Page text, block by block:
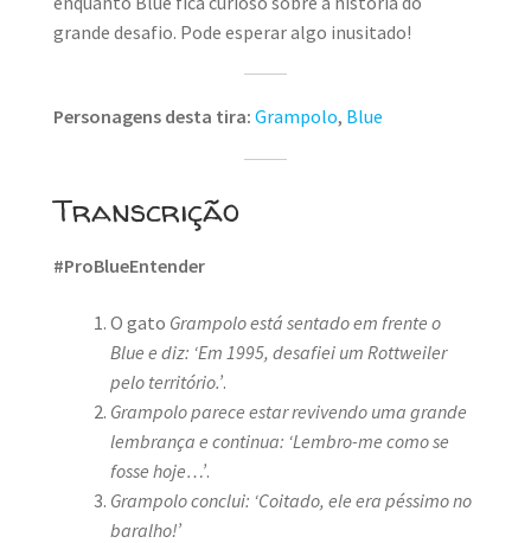
grande desafio. Pode esperar algo inusitado!
Personagens desta tira: Grampolo, Blue
Transcrição
#ProBlueEntender
O gato Grampolo está sentado em frente o
Blue e diz: ‘Em 1995, desafiei um Rottweiler
pelo território.’.
Grampolo parece estar revivendo uma grande
lembrança e continua: ‘Lembro-me como se
fosse hoje…’.
Grampolo conclui: ‘Coitado, ele era péssimo no
baralho!’